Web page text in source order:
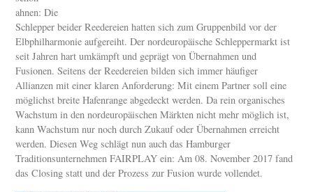
ahnen: Die
Schlepper beider Reedereien hatten sich zum Gruppenbild vor der
Elbphilharmonie aufgereiht. Der nordeuropäische Schleppermarkt ist
seit Jahren hart umkämpft und geprägt von Übernahmen und
Fusionen. Seitens der Reedereien bilden sich immer häufiger
Allianzen mit einer klaren Anforderung: Mit einem Partner soll eine
möglichst breite Hafenrange abgedeckt werden. Da rein organisches
Wachstum in den nordeuropäischen Märkten nicht mehr möglich ist,
kann Wachstum nur noch durch Zukauf oder Übernahmen erreicht
werden. Diesen Weg schlägt nun auch das Hamburger
Traditionsunternehmen FAIRPLAY ein: Am 08. November 2017 fand
das Closing statt und der Prozess zur Fusion wurde vollendet.